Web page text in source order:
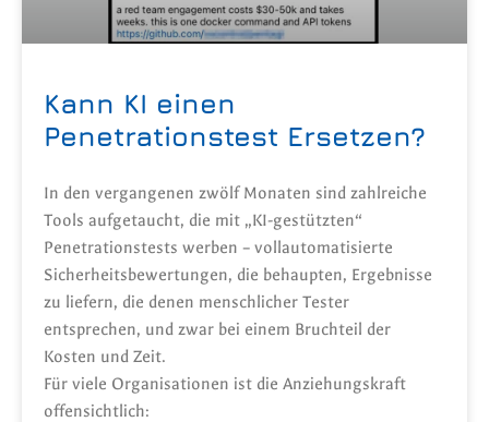
Kann KI einen
Penetrationstest Ersetzen?
In den vergangenen zwölf Monaten sind zahlreiche
Tools aufgetaucht, die mit „KI-gestützten“
Penetrationstests werben – vollautomatisierte
Sicherheitsbewertungen, die behaupten, Ergebnisse
zu liefern, die denen menschlicher Tester
entsprechen, und zwar bei einem Bruchteil der
Kosten und Zeit.
Für viele Organisationen ist die Anziehungskraft
offensichtlich: